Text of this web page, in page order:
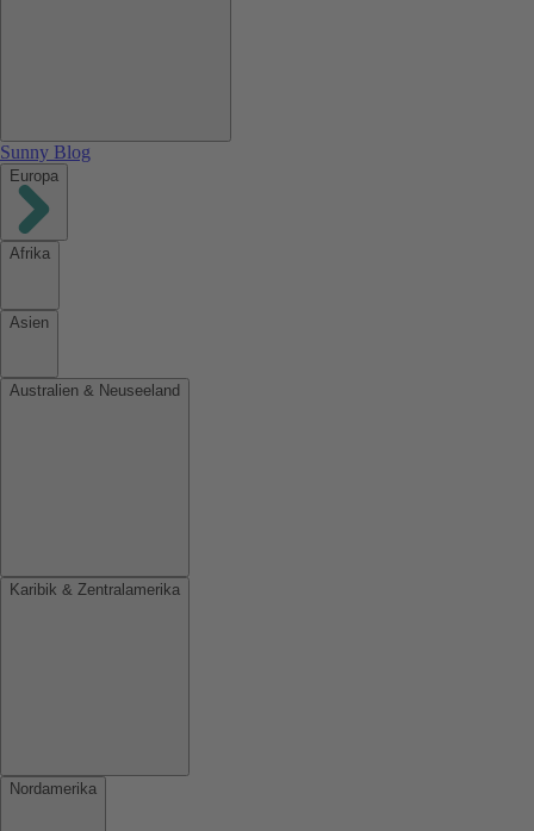
Sunny Blog
Europa
Afrika
Asien
Australien & Neuseeland
Karibik & Zentralamerika
Nordamerika